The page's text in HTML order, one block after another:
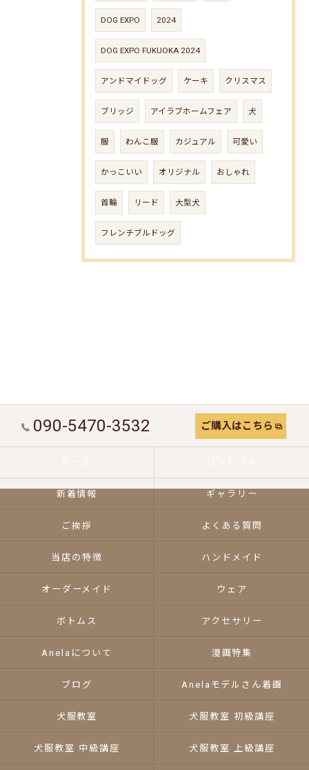
DOG EXPO 2024
DOG EXPO FUKUOKA 2024
アンドマイドッグ ケーキ クリスマス
ブリッジ アイラブホームフェア 犬
服 わんこ服 カジュアル 可愛い
かっこいい オリジナル おしゃれ
首輪 リード 大型犬
フレンチブルドッグ
090-5470-3532 ご購入はこちら
新着情報 ギャラリー
ご挨拶 よくある質問
当店の特徴 ハンドメイド
オーダーメイド ウェア
ボトムス アクセサリー
Anelaについて 漫画特集
ブログ Anelaモデルさん着画
犬服教室 犬服教室 初級講座
犬服教室 中級講座 犬服教室 上級講座